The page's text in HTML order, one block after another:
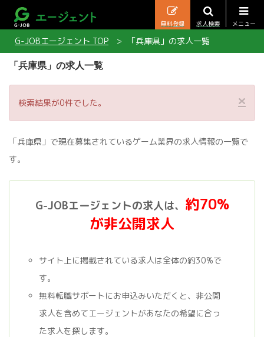
メニュー
求人検索
無料登録
G-JOBエージェント TOP 「兵庫県」の求人一覧
「兵庫県」の求人一覧
×
検索結果が0件でした。
「兵庫県」で現在募集されているゲーム業界の求人情報の一覧で
す。
G-JOBエージェントの求人は、 約70%
が非公開求人
サイト上に掲載されている求人は全体の約30%で
す。
無料転職サポートにお申込みいただくと、非公開
求人を含めてエージェントがあなたの希望に合っ
た求人を探します。